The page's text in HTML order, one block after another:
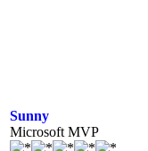
Sunny
Microsoft MVP